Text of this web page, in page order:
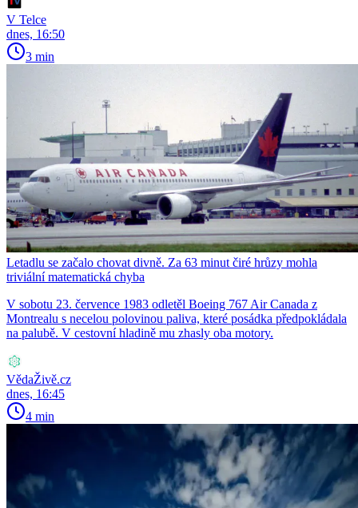
V Telce
dnes, 16:50
3 min
Letadlu se začalo chovat divně. Za 63 minut čiré hrůzy mohla
triviální matematická chyba
V sobotu 23. července 1983 odletěl Boeing 767 Air Canada z
Montrealu s necelou polovinou paliva, které posádka předpokládala
na palubě. V cestovní hladině mu zhasly oba motory.
VědaŽivě.cz
dnes, 16:45
4 min